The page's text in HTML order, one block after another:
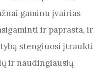
gaminu įvairias
ir paprasta, ir
stengiuosi įtraukti
ir naudingiausių